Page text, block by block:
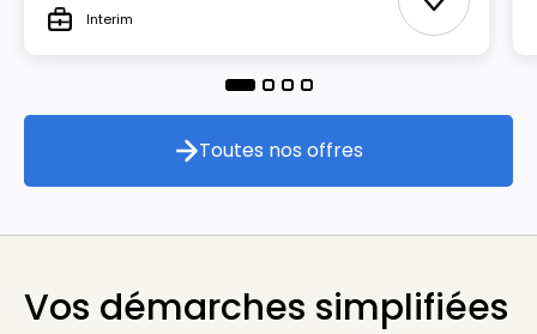
TypeInterim Ajouter
Toutes nos offres
Toutes nos offres
Vos démarches simplifiées